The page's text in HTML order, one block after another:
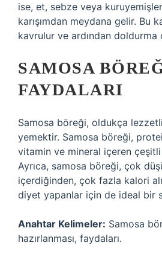
ise, et, sebze veya
karışımdan meydana gelir. Bu
kavrulur ve ardından doldurma
SAMOSA
FAYDALARI
Samosa böreği, oldukça
yemektir. Samosa böreği,
vitamin ve mineral içeren
Ayrıca, samosa böreği, çok
içerdiğinden, çok fazla kalori
diyet yapanlar için de ideal bir
Anahtar Kelimeler: Samosa
hazırlanması, faydaları.